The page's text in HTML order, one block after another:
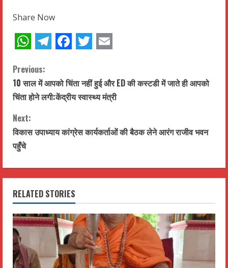
Share Now
C
o
n
t
n
u
e
R
Previous:
10 साल में आपको चिंता नहीं हुई और ED की कस्टडी में जाते ही आपको
चिंता होने लगी:केंद्रीय स्वास्थ्य मंत्री
Next:
विकास उपाध्याय कांग्रेस कार्यकर्ताओं की बैठक लेने आरंग राजीव भवन
पहुँचे
RELATED STORIES